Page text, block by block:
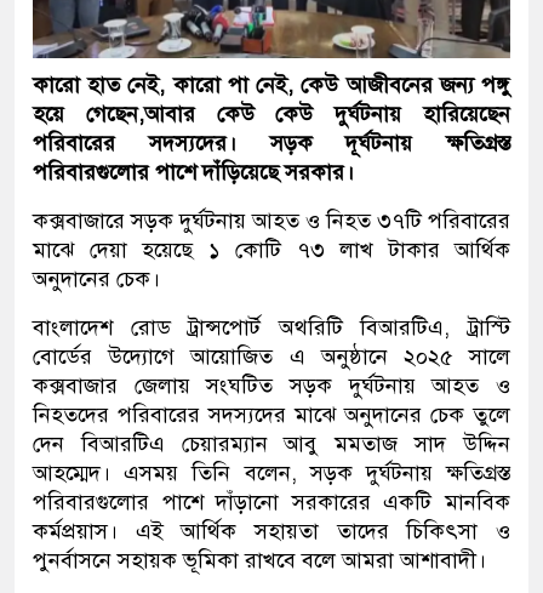
কারো হাত নেই, কারো পা নেই, কেউ আজীবনের জন্য পঙ্গু
হয়ে গেছেন,আবার কেউ কেউ দুর্ঘটনায় হারিয়েছেন
পরিবারের সদস্যদের। সড়ক দূর্ঘটনায় ক্ষতিগ্রস্ত
পরিবারগুলোর পাশে দাঁড়িয়েছে সরকার।
কক্সবাজারে সড়ক দুর্ঘটনায় আহত ও নিহত ৩৭টি পরিবারের
মাঝে দেয়া হয়েছে ১ কোটি ৭৩ লাখ টাকার আর্থিক
অনুদানের চেক।
বাংলাদেশ রোড ট্রান্সপোর্ট অথরিটি বিআরটিএ, ট্রাস্টি
বোর্ডের উদ্যোগে আয়োজিত এ অনুষ্ঠানে ২০২৫ সালে
কক্সবাজার জেলায় সংঘটিত সড়ক দুর্ঘটনায় আহত ও
নিহতদের পরিবারের সদস্যদের মাঝে অনুদানের চেক তুলে
দেন বিআরটিএ চেয়ারম্যান আবু মমতাজ সাদ উদ্দিন
আহম্মেদ। এসময় তিনি বলেন, সড়ক দুর্ঘটনায় ক্ষতিগ্রস্ত
পরিবারগুলোর পাশে দাঁড়ানো সরকারের একটি মানবিক
কর্মপ্রয়াস। এই আর্থিক সহায়তা তাদের চিকিৎসা ও
পুনর্বাসনে সহায়ক ভূমিকা রাখবে বলে আমরা আশাবাদী।